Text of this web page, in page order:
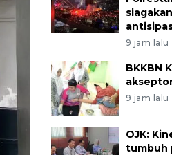
9 jam lalu
BKKBN
9 jam lalu
OJK:
tumbuh